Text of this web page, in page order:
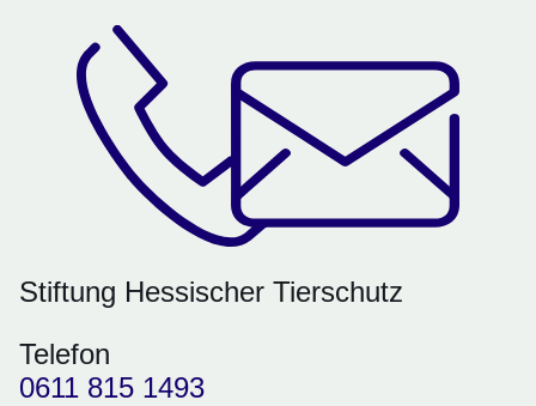
Stiftung Hessischer Tierschutz
Telefon
0611 815 1493